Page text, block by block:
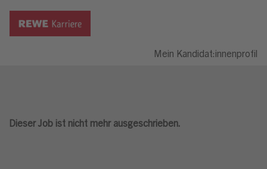
Mein Kandidat:innenprofil
Dieser Job ist nicht mehr ausgeschrieben.